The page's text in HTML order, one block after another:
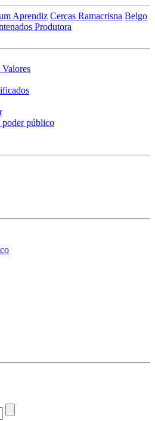
Aprendiz Cercas Ramacrisna Belgo
Produtora
poder público